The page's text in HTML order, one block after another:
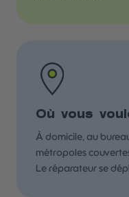
Où vous
À domicile, au
métropoles
Le réparateur se